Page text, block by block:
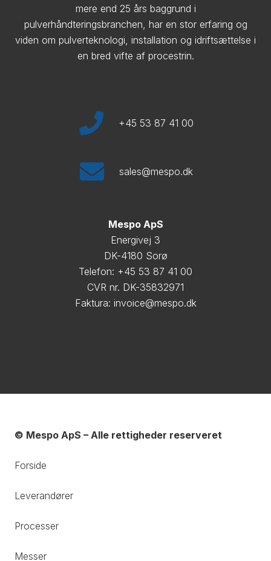
mere end 25 års baggrund i
pulverhåndteringsbranchen, har en stor erfaring og
viden om pulverteknologi, installation og idriftsættelse i
en bred vifte af procestrin.
+45 53 87 41 00
sales@mespo.dk
Mespo ApS
Energivej 3
DK-4180 Sorø
Telefon: +45 53 87 41 00
CVR nr. DK-35832971
Faktura: invoice@mespo.dk
© Mespo ApS – Alle rettigheder reserveret
Forside
Leverandører
Processer
Messer